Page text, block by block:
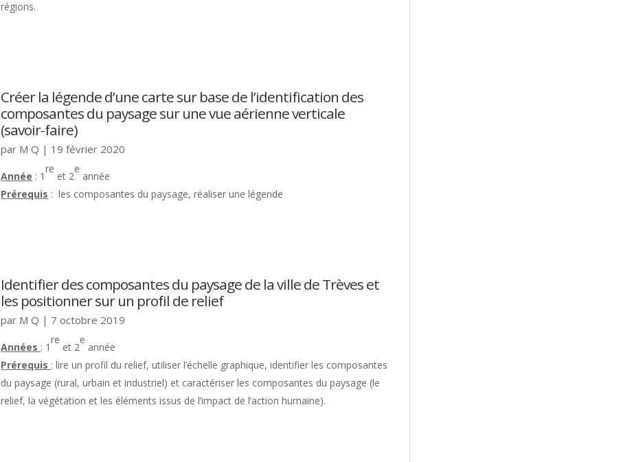
régions.
Créer la légende d’une carte sur base de l’identification des
composantes du paysage sur une vue aérienne verticale
(savoir-faire)
par M Q | 19 février 2020
Année : 1
re
et 2
e
année
Prérequis : les composantes du paysage, réaliser une légende
Identifier des composantes du paysage de la ville de Trèves et
les positionner sur un profil de relief
par M Q | 7 octobre 2019
Années : 1
re
et 2
e
année
Prérequis : lire un profil du relief, utiliser l’échelle graphique, identifier les composantes
du paysage (rural, urbain et industriel) et caractériser les composantes du paysage (le
relief, la végétation et les éléments issus de l’impact de l’action humaine).